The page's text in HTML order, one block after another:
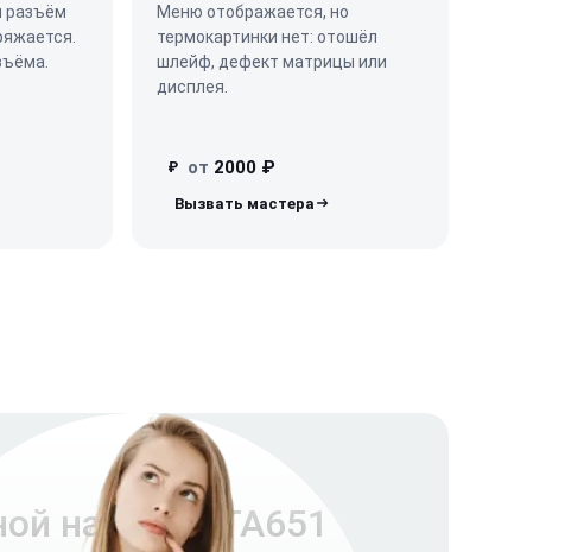
разъём
Меню отображается, но
термокартинки нет: отошёл
шлейф, дефект матрицы или
дисплея.
₽ от 2000 ₽
насадки TA651